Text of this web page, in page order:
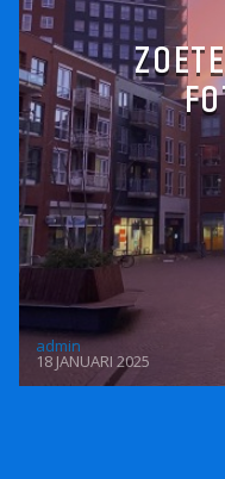
admin
18 JANUARI 2025